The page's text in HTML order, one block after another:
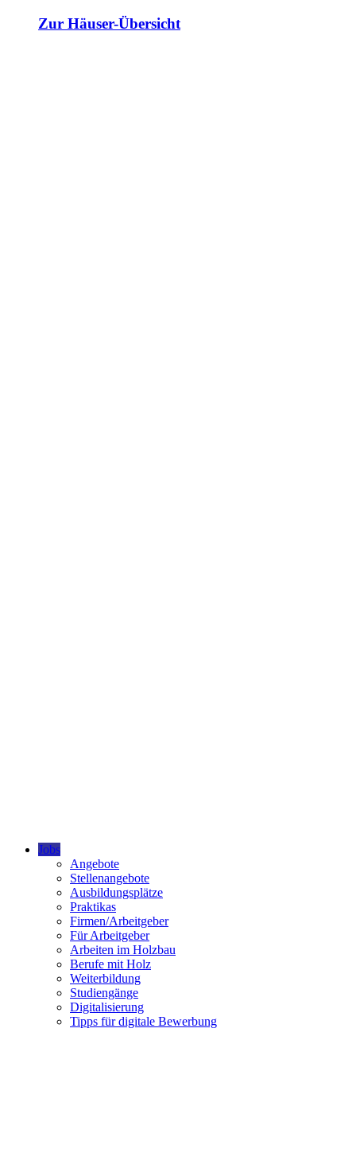
Zur Häuser-Übersicht
Jobs
Angebote
Stellenangebote
Ausbildungsplätze
Praktikas
Firmen/Arbeitgeber
Für Arbeitgeber
Arbeiten im Holzbau
Berufe mit Holz
Weiterbildung
Studiengänge
Digitalisierung
Tipps für digitale Bewerbung